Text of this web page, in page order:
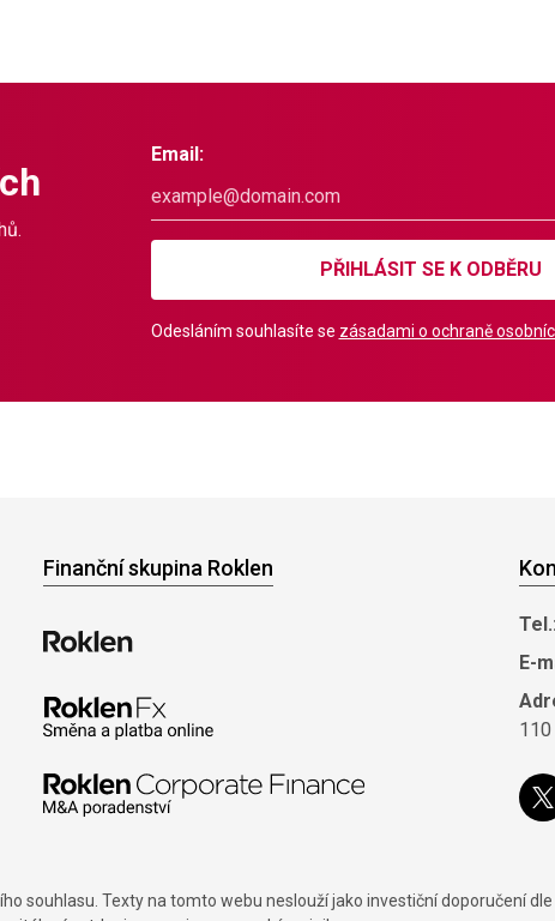
Email:
PŘIHLÁSIT SE K ODBĚRU
Odesláním souhlasíte se zásadami o ochraně
Finanční skupina Roklen
Tel.:
E-
110
souhlasu. Texty na tomto webu neslouží jako investiční doporučení